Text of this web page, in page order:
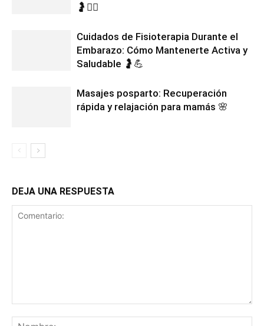
🤰🧘‍♀️
Cuidados de Fisioterapia Durante el
Embarazo: Cómo Mantenerte Activa y
Saludable 🤰💪
Masajes posparto: Recuperación
rápida y relajación para mamás 🌸
DEJA UNA RESPUESTA